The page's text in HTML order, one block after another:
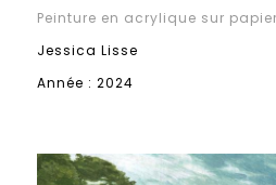
Peinture en acrylique sur papier
Jessica Lisse
Année : 2024